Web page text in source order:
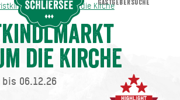
rund um die Kirche
die Kirche
bis 06.12.26
rund um die Kirche
GASTGEBERSUCHE